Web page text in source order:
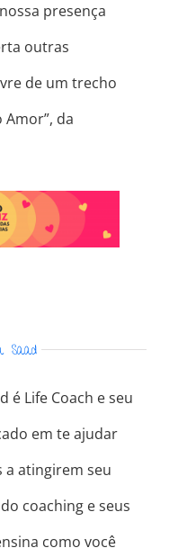
presença
outras
de um trecho
Amor”, da
Saad
é Life Coach e seu
em te ajudar
a atingirem seu
coaching e seus
como você